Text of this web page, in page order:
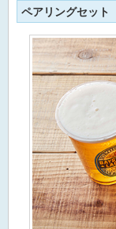
ペアリングセット